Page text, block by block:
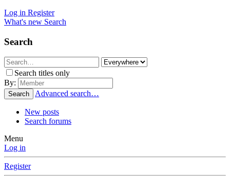
Log in Register
What's new Search
Search
Search titles only
By:
Search Advanced search…
New posts
Search forums
Menu
Log in
Register